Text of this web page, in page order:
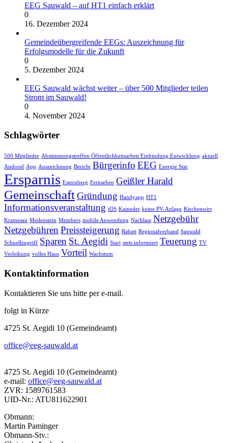
EEG Sauwald – auf HT1 einfach erklärt
0
16. Dezember 2024
Gemeindeübergreifende EEGs: Auszeichnung für
Erfolgsmodelle für die Zukunft
0
5. Dezember 2024
EEG Sauwald wächst weiter – über 500 Mitglieder teilen
Strom im Sauwald!
0
4. November 2024
Schlagwörter
500 Mitglieder Abstimmungstreffen Öffentlichkeitsarbeit Einbindung Entwicklung aktuell
Android
App Auszeichnung Bericht Bürgerinfo EEG Energie Star
Ersparnis Esternberg Fernsehen Geißler Harald
GemeinschaftGründung Handyapp HT1
Informationsveranstaltung iOS Kaineder keine PV-Anlage Kirchenwirt
Kramesau Meilenstein Members mobile Anwendung Nachlass Netzgebühr
Netzgebühren Preissteigerung Rabatt Regionalverband Sauwald
Schnellzugriff Sparen St. Aegidi Start stets informiert Teuerung TV
Verleihung volles Haus Vorteil Wachstum
Kontaktinformation
Kontaktieren Sie uns bitte per e-mail.
folgt in Kürze
4725 St. Aegidi 10 (Gemeindeamt)
office@eeg-sauwald.at
4725 St. Aegidi 10 (Gemeindeamt)
e-mail: office@eeg-sauwald.at
ZVR: 1589761583
UID-Nr.: ATU811622901
Obmann:
Martin Paminger
Obmann-Stv.: